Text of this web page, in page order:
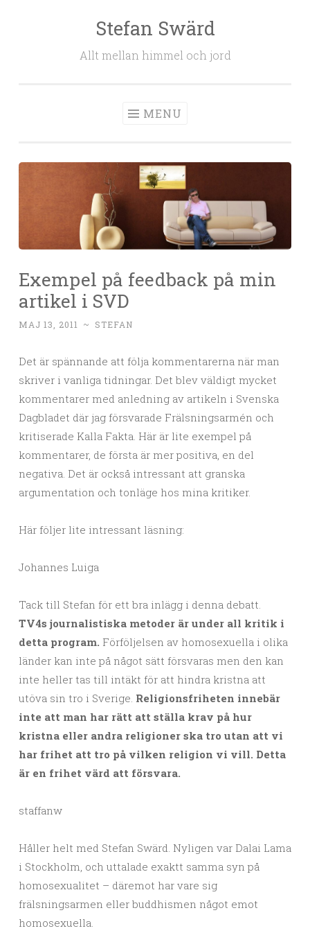
Stefan Swärd
Allt mellan himmel och jord
MENU
Exempel på feedback på min
artikel i SVD
MAJ 13, 2011 ~ STEFAN
Det är spännande att följa kommentarerna när man
skriver i vanliga tidningar. Det blev väldigt mycket
kommentarer med anledning av artikeln i Svenska
Dagbladet där jag försvarade Frälsningsarmén och
kritiserade Kalla Fakta. Här är lite exempel på
kommentarer, de första är mer positiva, en del
negativa. Det är också intressant att granska
argumentation och tonläge hos mina kritiker.
Här följer lite intressant läsning:
Johannes Luiga
Tack till Stefan för ett bra inlägg i denna debatt.
TV4s journalistiska metoder är under all kritik i
detta program. Förföljelsen av homosexuella i olika
länder kan inte på något sätt försvaras men den kan
inte heller tas till intäkt för att hindra kristna att
utöva sin tro i Sverige. Religionsfriheten innebär
inte att man har rätt att ställa krav på hur
kristna eller andra religioner ska tro utan att vi
har frihet att tro på vilken religion vi vill. Detta
är en frihet värd att försvara.
staffanw
Håller helt med Stefan Swärd. Nyligen var Dalai Lama
i Stockholm, och uttalade exaktt samma syn på
homosexualitet – däremot har vare sig
frälsningsarmen eller buddhismen något emot
homosexuella.